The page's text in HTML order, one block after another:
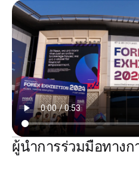
ผู้นำการร่วมมือทางก